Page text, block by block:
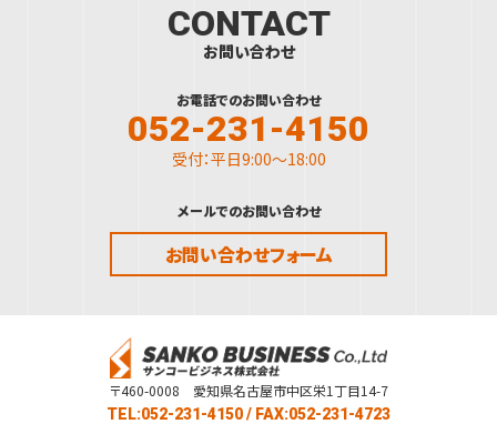
CONTACT
お問い合わせ
お電話でのお問い合わせ
052-231-4150
受付：平日9:00～18:00
メールでのお問い合わせ
お問い合わせフォーム
〒460-0008 愛知県名古屋市中区栄1丁目14-7
TEL:052-231-4150/ FAX:052-231-4723